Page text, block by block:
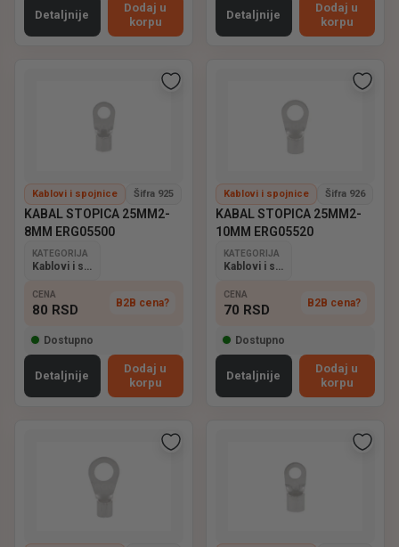
Detaljnije
Dodaj u
korpu
Detaljnije
Dodaj u
korpu
Kablovi i spojnice Šifra 925
KABAL STOPICA 25MM2-
8MM ERG05500
KATEGORIJA
CENA
80 RSD B2B cena?
Dostupno
Detaljnije
Dodaj u
korpu
Kablovi i spojnice Šifra 926
KABAL STOPICA 25MM2-
10MM ERG05520
KATEGORIJA
CENA
70 RSD B2B cena?
Dostupno
Detaljnije
Dodaj u
korpu